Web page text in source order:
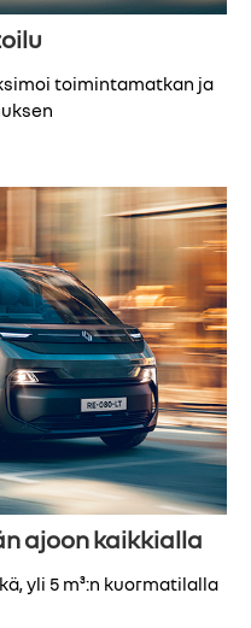
toimintamatkan ja
ajoon kaikkialla
yli 5 m³:n kuormatilalla